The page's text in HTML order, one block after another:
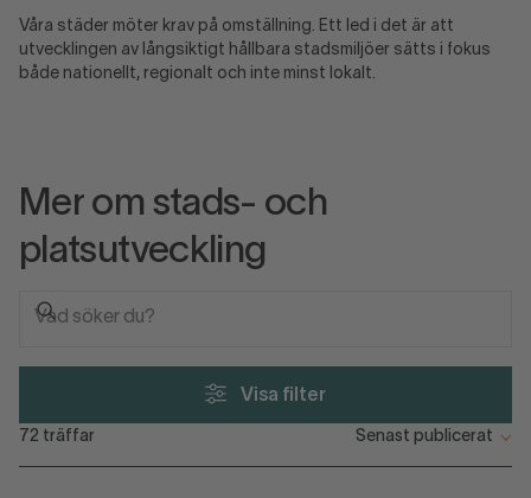
Våra städer möter krav på omställning. Ett led i det är att
utvecklingen av långsiktigt hållbara stadsmiljöer sätts i fokus
både nationellt, regionalt och inte minst lokalt.
Mer om stads- och
platsutveckling
72 träffar
Visa filter